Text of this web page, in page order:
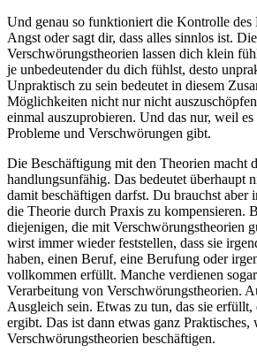
Und genau so funktioniert die Kontrolle des
Angst oder sagt dir, dass alles sinnlos ist.
Verschwörungstheorien lassen dich klein
je unbedeutender du dich fühlst, desto
Unpraktisch zu sein bedeutet in diesem
Möglichkeiten nicht nur nicht
einmal auszuprobieren. Und das nur, weil
Probleme und Verschwörungen gibt.
Die Beschäftigung mit den Theorien macht
handlungsunfähig. Das bedeutet überhaupt
damit beschäftigen darfst. Du brauchst aber
die Theorie durch Praxis zu kompensieren.
diejenigen, die mit Verschwörungstheorien
wirst immer wieder feststellen, dass sie
haben, einen Beruf, eine Berufung oder
vollkommen erfüllt. Manche verdienen
Verarbeitung von Verschwörungstheorien.
Ausgleich sein. Etwas zu tun, das sie erfüllt,
ergibt. Das ist dann etwas ganz Praktisches,
Verschwörungstheorien beschäftigen.